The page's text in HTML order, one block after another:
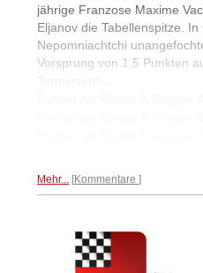
jährige Franzose Maxime
Eljanov die Tabellenspitze.
Nepomniachtchi
Vorsprung von 1,5 Punkten
Mehr... Kommentare